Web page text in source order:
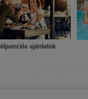
ajánlatok